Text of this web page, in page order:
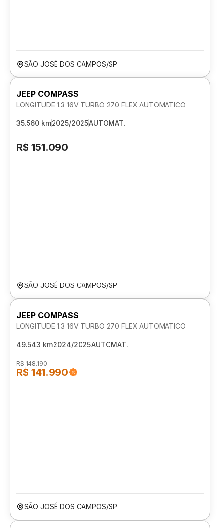
SÃO JOSÉ DOS CAMPOS/SP
JEEP COMPASS
LONGITUDE 1.3 16V TURBO 270 FLEX AUTOMATICO
35.560 km2025/2025AUTOMAT.
R$ 151.090
SÃO JOSÉ DOS CAMPOS/SP
JEEP COMPASS
LONGITUDE 1.3 16V TURBO 270 FLEX AUTOMATICO
49.543 km2024/2025AUTOMAT.
R$ 148.190
R$ 141.990
SÃO JOSÉ DOS CAMPOS/SP